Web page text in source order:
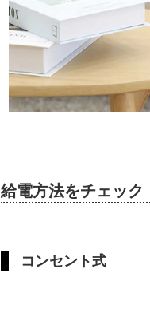
給電方法をチェック
コンセント式